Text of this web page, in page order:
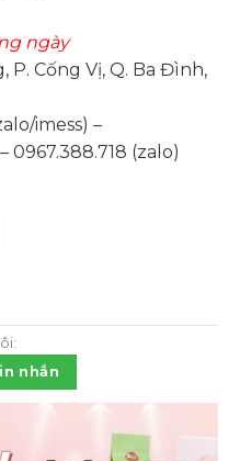
ngày
P. Cống Vị, Q. Ba Đình,
imess) –
0967.388.718 (zalo)
Royal Tea - hộp 50g số
nhắn